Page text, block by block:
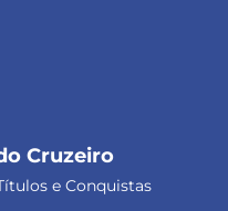
Cruzeiro
e Conquistas